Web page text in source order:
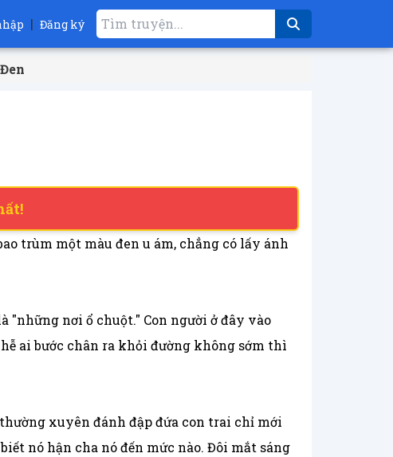
| Đăng ký
trùm một màu đen u ám, chẳng có lấy ánh
nơi ổ chuột." Con người ở đây vào
ai bước chân ra khỏi đường không sớm thì
xuyên đánh đập đứa con trai chỉ mới
nó hận cha nó đến mức nào. Đôi mắt sáng